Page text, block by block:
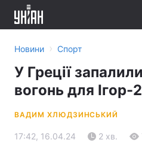
Новини › Спорт
У Греції
вогонь для Ігор-
ВАДИМ ХЛЮДЗИНСЬКИЙ
17:42, 16.04.24 2 хв.